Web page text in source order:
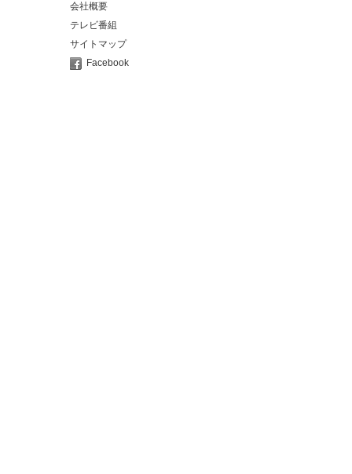
会社概要
テレビ番組
サイトマップ
Facebook